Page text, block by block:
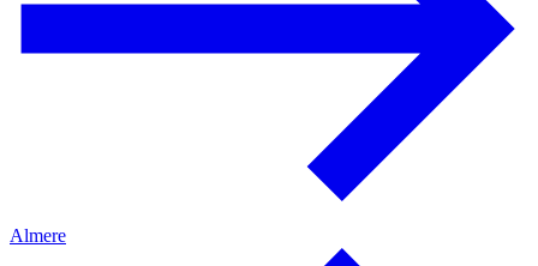
Almere